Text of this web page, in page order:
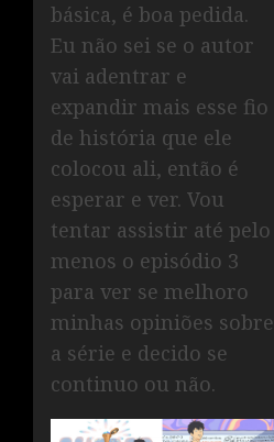
básica, é boa pedida.
Eu não sei se o autor
vai adentrar e
expandir mais esse fio
de história que ele
colocou ali, então é
esperar e ver. Vou
tentar assistir até pelo
menos o episódio 3
para ver se melhoro
minhas opiniões sobre
a série e decido se
continuo ou não.